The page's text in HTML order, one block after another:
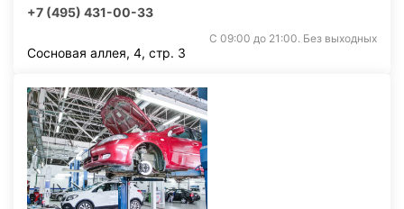
+7 (495) 431-00-33
С 09:00 до 21:00. Без выходных
Сосновая аллея, 4, стр. 3